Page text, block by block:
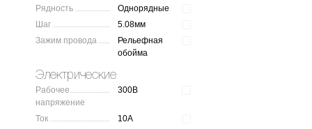
Рядность
Однорядные
Шаг
5.08мм
Зажим провода
Рельефная
обойма
Электрические
Рабочее
напряжение
300В
Ток
10А